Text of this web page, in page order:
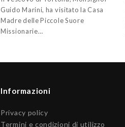
Guido Marini, ha visitato la Casa
Madre delle Piccole Suore
Missionarie…
Informazioni
Privacy policy
Termini e condizioni di utilizzo